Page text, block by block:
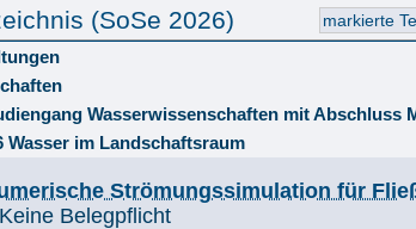
(SoSe 2026)
Wasserwissenschaften mit Abschluss
Wasser im Landschaftsraum
Strömungssimulation für
Keine Belegpflicht